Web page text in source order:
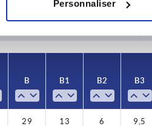
Personnaliser
à intervalles réguliers. La date
finale, avant la finalisation de
B B1 B2 B3
29 13 6 9,5